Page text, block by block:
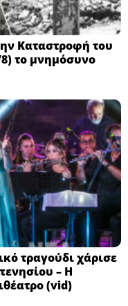
Καταστροφή του
το μνημόσυνο
τραγούδι χάρισε
– Η
(vid)